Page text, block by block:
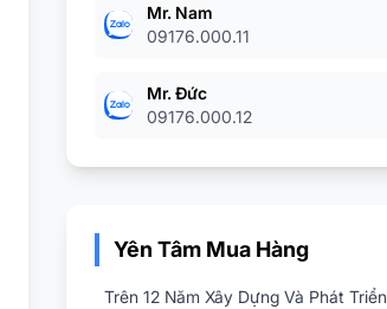
Mr. Nam
09176.000.11
Mr. Đức
09176.000.12
Yên Tâm Mua Hàng
Trên 12 Năm Xây Dựng Và Phát Triển